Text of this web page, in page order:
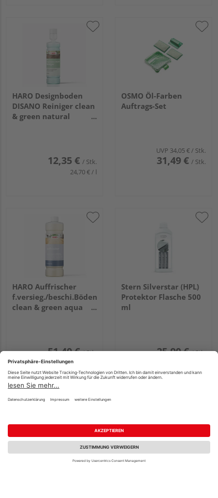
HARO Designboden
DISANO Reiniger clean
& green natural
12,35 € / Stk.
24,70 € / l
OSMO Öl-Farben
Auftrags-Set
UVP 34,05 €/ Stk.
31,49 € / Stk.
HARO Auffrischer
f.versieg./beschi.Böden
clean & green aqua
51,40 € / Stk.
51,40 € / l
Stern Silverstar (HPL)
Protektor Flasche 500
ml
25,90 € / Stk.